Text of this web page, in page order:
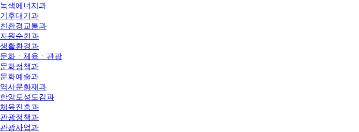
녹색에너지과
기후대기과
친환경교통과
자원순환과
생활환경과
문화ㆍ체육ㆍ관광
문화정책과
문화예술과
역사문화재과
한양도성도감과
체육진흥과
관광정책과
관광사업과